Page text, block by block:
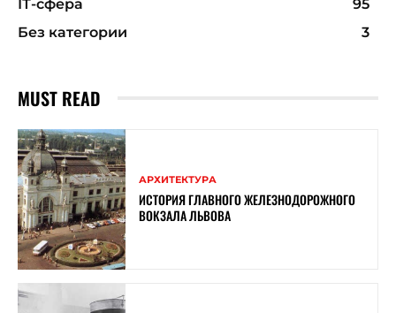
ІТ-сфера
95
Без категории
3
MUST READ
АРХИТЕКТУРА
ИСТОРИЯ ГЛАВНОГО ЖЕЛЕЗНОДОРОЖНОГО
ВОКЗАЛА ЛЬВОВА